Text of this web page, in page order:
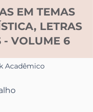
EM TEMAS
LETRAS
- VOLUME 6
Acadêmico